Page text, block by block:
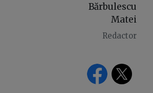
Bărbulescu
Matei
Redactor